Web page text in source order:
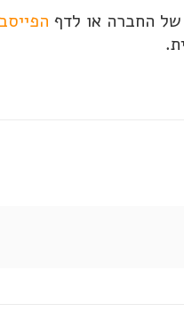
של החברה או לדף